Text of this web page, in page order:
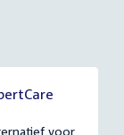
voor